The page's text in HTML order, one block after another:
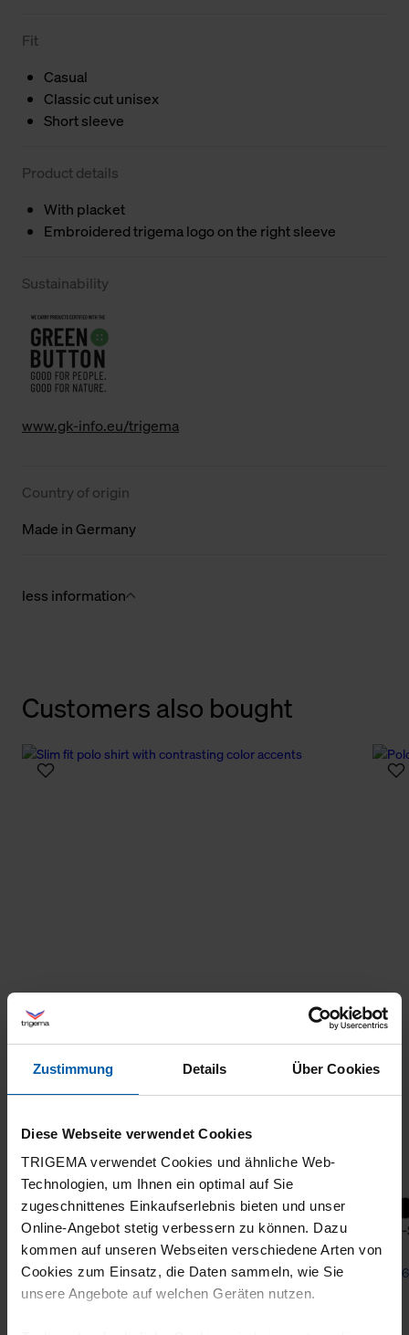
Zustimmung Details Über Cookies
Diese Webseite verwendet Cookies
TRIGEMA verwendet Cookies und ähnliche Web-
Technologien, um Ihnen ein optimal auf Sie
zugeschnittenes Einkaufserlebnis bieten und unser
Online-Angebot stetig verbessern zu können. Dazu
kommen auf unseren Webseiten verschiedene Arten von
Cookies zum Einsatz, die Daten sammeln, wie Sie
unsere Angebote auf welchen Geräten nutzen.
Fit
Casual
Classic cut unisex
Short sleeve
Product details
With placket
Embroidered trigema logo on the right sleeve
Sustainability
www.gk-info.eu/trigema
Country of origin
Made in Germany
less information
Customers also bought
Slim fit polo shirt with contrasting color
accents
from 69,00 € from